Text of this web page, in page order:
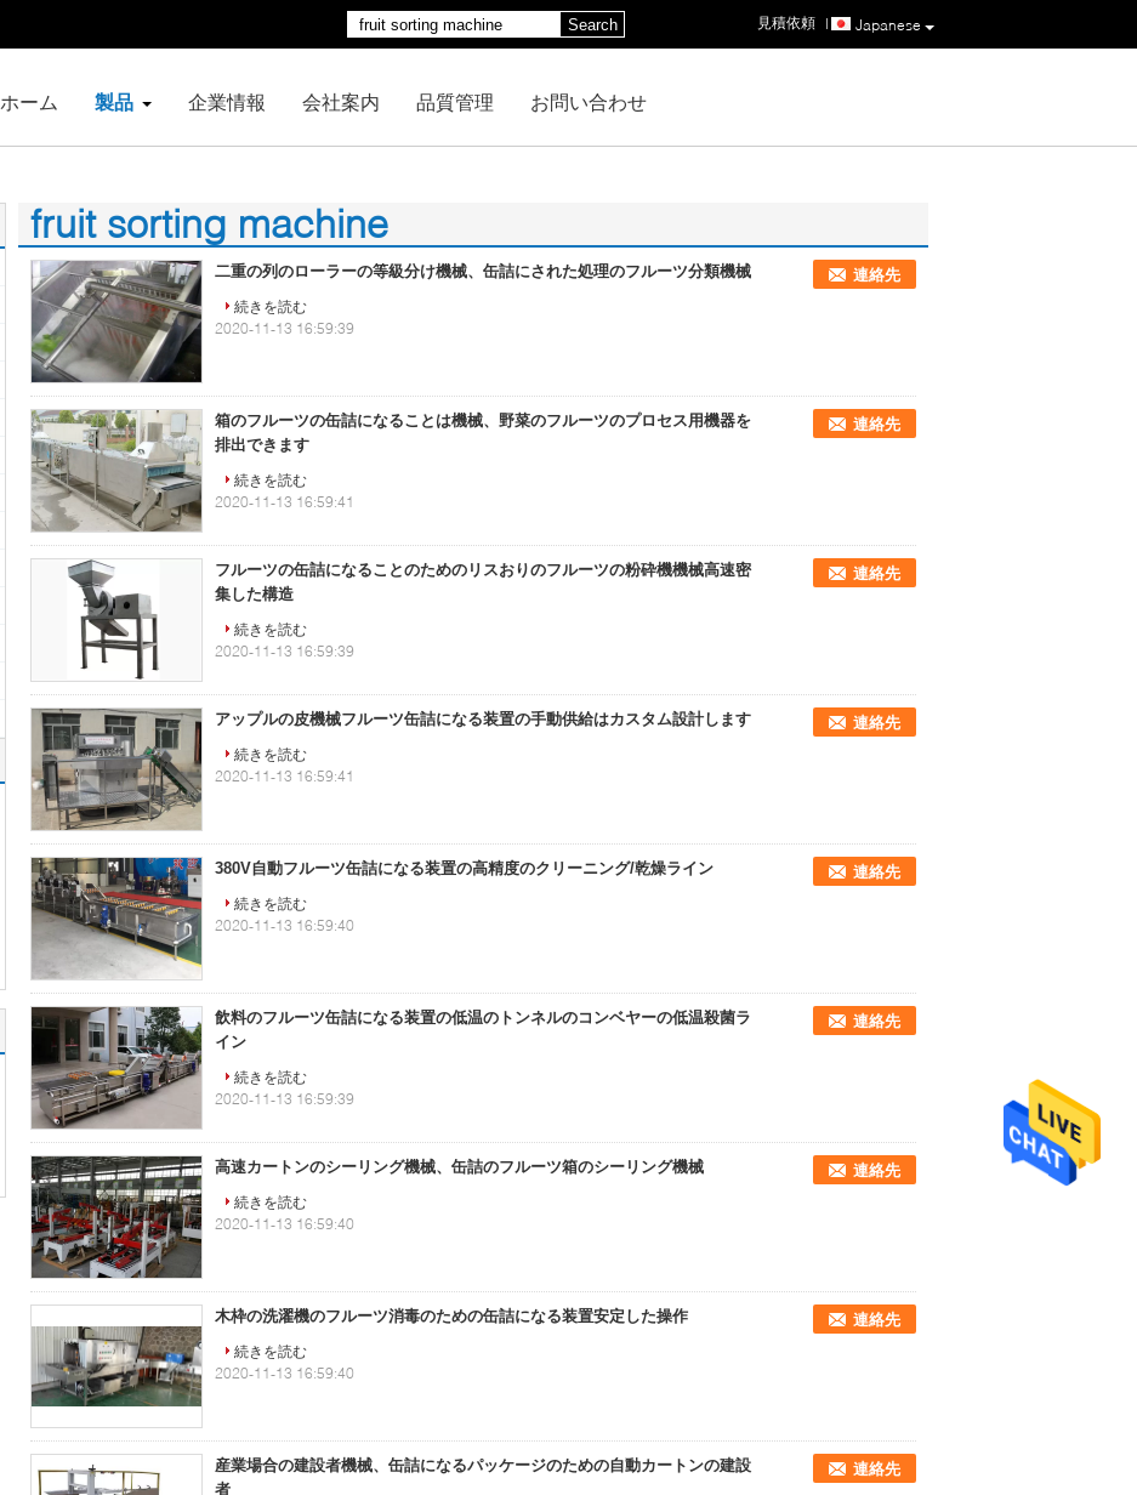
Japanese
見積依頼 |
Search
ホーム 製品 企業情報 会社案内 品質管理 お問い合わせ
fruit sorting machine
(12) 二重の列のローラーの等級分け機械、缶詰にされた処理のフルーツ分類機械
連絡先
続きを読む
2020-11-13 16:59:39
箱のフルーツの缶詰になることは機械、野菜のフルーツのプロセス用機器を
排出できます
連絡先
続きを読む
2020-11-13 16:59:41
フルーツの缶詰になることのためのリスおりのフルーツの粉砕機機械高速密
集した構造
連絡先
続きを読む
2020-11-13 16:59:39
アップルの皮機械フルーツ缶詰になる装置の手動供給はカスタム設計します
連絡先
続きを読む
2020-11-13 16:59:41
380V自動フルーツ缶詰になる装置の高精度のクリーニング/乾燥ライン
連絡先
続きを読む
2020-11-13 16:59:40
飲料のフルーツ缶詰になる装置の低温のトンネルのコンベヤーの低温殺菌ラ
イン
連絡先
続きを読む
2020-11-13 16:59:39
高速カートンのシーリング機械、缶詰のフルーツ箱のシーリング機械
連絡先
続きを読む
2020-11-13 16:59:40
木枠の洗濯機のフルーツ消毒のための缶詰になる装置安定した操作
連絡先
続きを読む
2020-11-13 16:59:40
産業場合の建設者機械、缶詰になるパッケージのための自動カートンの建設
者
連絡先